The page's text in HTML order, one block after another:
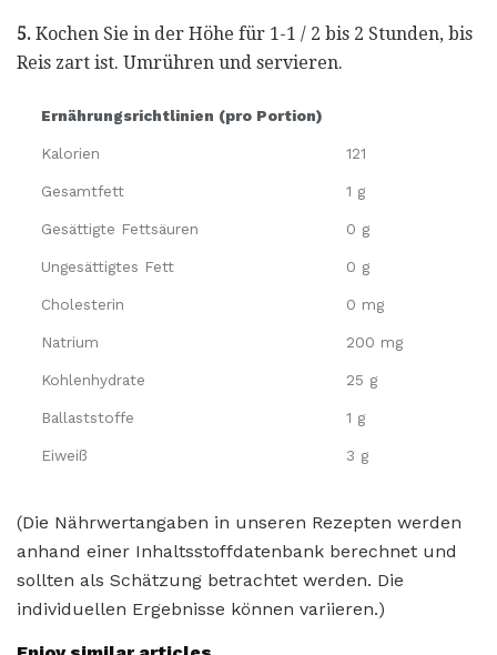
5. Kochen Sie in der Höhe für 1-1 / 2 bis 2 Stunden, bis
Reis zart ist. Umrühren und servieren.
Ernährungsrichtlinien (pro Portion)
Kalorien 121
Gesamtfett 1 g
Gesättigte Fettsäuren 0 g
Ungesättigtes Fett 0 g
Cholesterin 0 mg
Natrium 200 mg
Kohlenhydrate 25 g
Ballaststoffe 1 g
Eiweiß 3 g
(Die Nährwertangaben in unseren Rezepten werden
anhand einer Inhaltsstoffdatenbank berechnet und
sollten als Schätzung betrachtet werden. Die
individuellen Ergebnisse können variieren.)